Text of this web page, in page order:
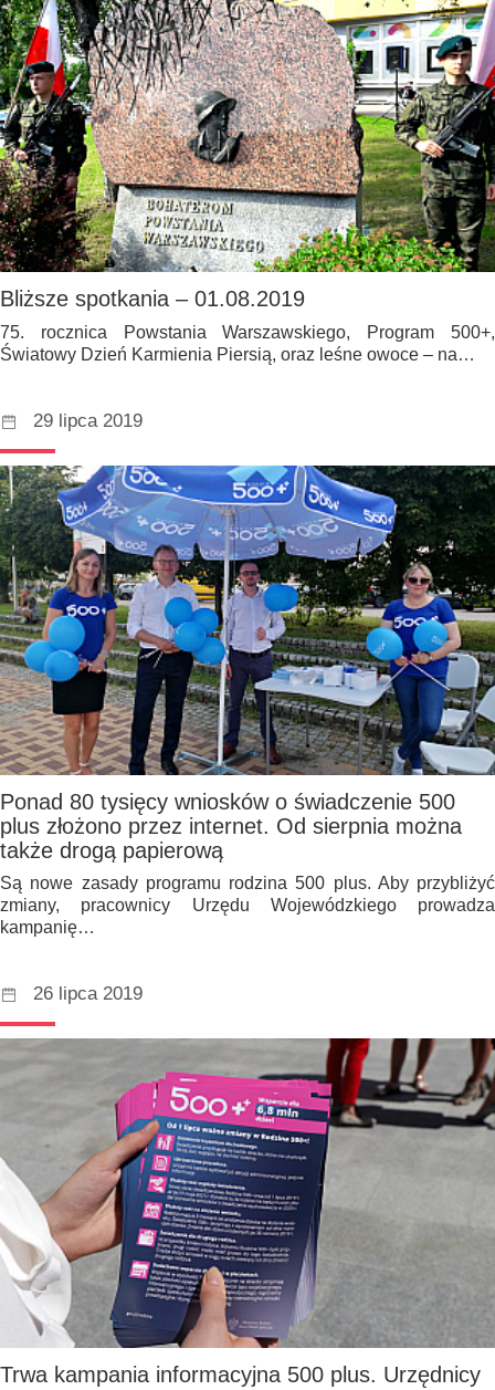
Bliższe spotkania – 01.08.2019
75. rocznica Powstania Warszawskiego, Program 500+,
Światowy Dzień Karmienia Piersią, oraz leśne owoce – na…
29 lipca 2019
Ponad 80 tysięcy wniosków o świadczenie 500
plus złożono przez internet. Od sierpnia można
także drogą papierową
Są nowe zasady programu rodzina 500 plus. Aby przybliżyć
zmiany, pracownicy Urzędu Wojewódzkiego prowadza
kampanię…
26 lipca 2019
Trwa kampania informacyjna 500 plus. Urzędnicy